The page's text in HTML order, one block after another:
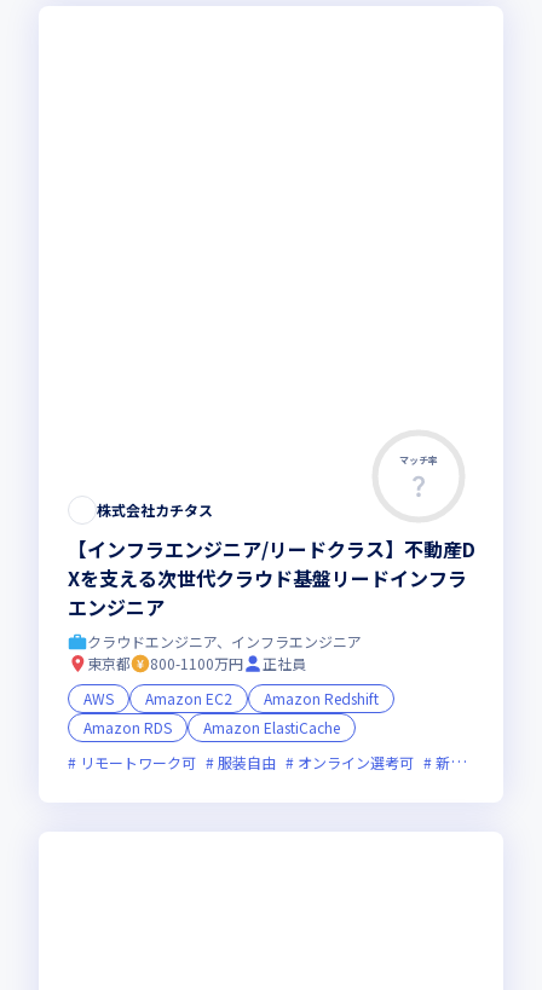
マッチ率
株式会社カチタス
【インフラエンジニア/リードクラス】不動産D
Xを支える次世代クラウド基盤リードインフラ
エンジニア
クラウドエンジニア、インフラエンジニア
東京都
800-1100万円
正社員
AWS
Amazon EC2
Amazon Redshift
Amazon RDS
Amazon ElastiCache
リモートワーク可
服装自由 オンライン選考可 新技術に積極的